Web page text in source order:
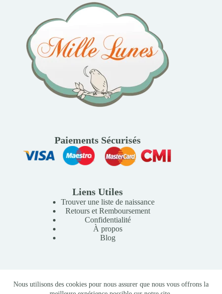
Nous utilisons des cookies pour nous assurer que nous vous offrons la
Paiements Sécurisés
Liens Utiles
Trouver une liste de naissance
Retours et Remboursement
Confidentialité
À propos
Blog
Copyright © 2026 Mille Lunes - Création du site :
Baptiste
-Conditions Générales de Vente